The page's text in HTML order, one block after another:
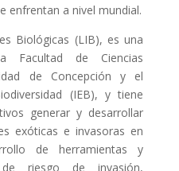
enfrentan a nivel mundial.
Biológicas (LIB), es una
Facultad de Ciencias
de Concepción y el
(IEB), y tiene
generar y desarrollar
exóticas e invasoras en
de herramientas y
riesgo de invasión,